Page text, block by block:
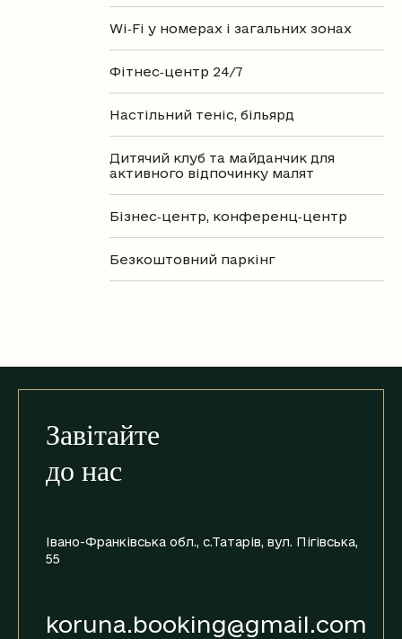
Wi‑Fi у номерах і загальних зонах
Фітнес‑центр 24/7
Настільний теніс, більярд
Дитячий клуб та майданчик для
активного відпочинку малят
Бізнес‑центр, конференц‑центр
Безкоштовний паркінг
Завітайте
до нас
Івано-Франківська обл., с.Татарів, вул. Пігівська,
55
koruna.booking@gmail.com